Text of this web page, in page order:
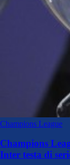
Champions League
Champions
Inter testa di